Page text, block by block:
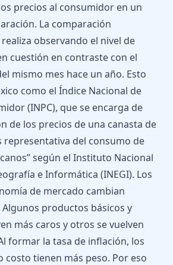
precios al consumidor en un
La comparación
observando el nivel de
cuestión en contraste con el
mismo mes hace un año. Esto
como el Índice Nacional de
(INPC), que se encarga de
de los precios de una canasta de
representativa del consumo de
según el Instituto Nacional
e Informática (INEGI). Los
de mercado cambian
productos básicos y
más caros y otros se vuelven
formar la tasa de inflación, los
costo tienen más peso. Por eso